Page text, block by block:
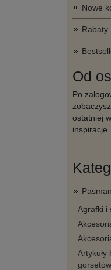
Nowe
Rabaty
Od
Po
ostatniej
inspiracje.
Agrafki i
Artykuły